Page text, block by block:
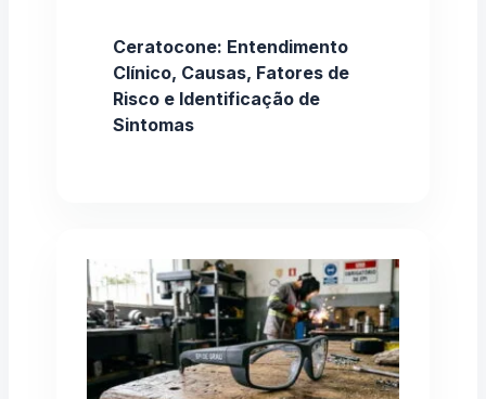
Ceratocone: Entendimento
Clínico, Causas, Fatores de
Risco e Identificação de
Sintomas